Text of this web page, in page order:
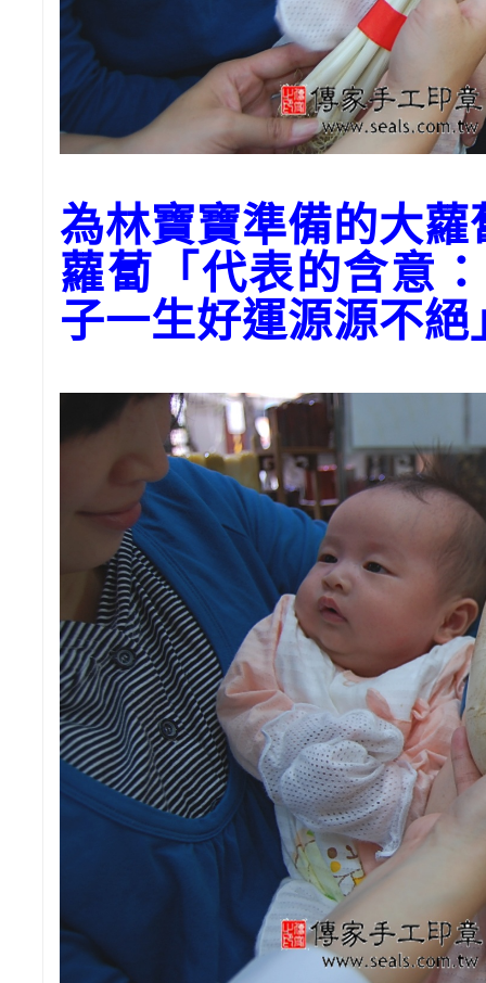
為林寶寶準備的大蘿
蘿蔔「代表的含意
子一生好運源源不絕